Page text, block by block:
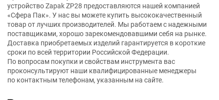
устройство Zapak ZP28 предоставляются нашей компанией
«Сфера Пак». У нас вы можете купить высококачественный
товар от лучших производителей. Мы работаем с надежными
поставщиками, хорошо зарекомендовавшими себя на рынке.
Доставка приобретаемых изделий гарантируется в короткие
сроки по всей территории Российской Федерации.
По вопросам покупки и свойствам инструмента вас
проконсультируют наши квалифицированные менеджеры
по контактным телефонам, указанным на сайте.